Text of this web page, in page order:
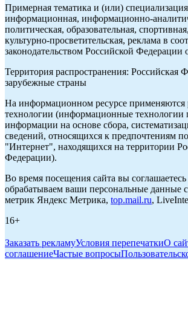
Примерная тематика и (или)
информационная, информационно-
политическая, образовательная,
культурно-просветительская, реклама в
законодательством Российской Федерации
Территория распространения: Российская
зарубежные страны
На информационном ресурсе применяются
технологии (информационные технологии
информации на основе сбора,
сведений, относящихся к предпочтениям
"Интернет", находящихся на территории
Федерации).
Во время посещения сайта вы
обрабатываем ваши персональные данные
метрик Яндекс Метрика, top.mail.ru,
16+
Заказать рекламуУсловия перепечаткиО
соглашениеЧастые вопросы